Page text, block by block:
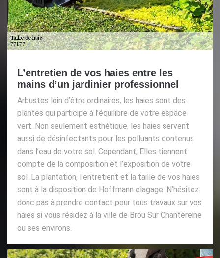
L’entretien de vos haies entre les
mains d’un jardinier professionnel
Arbustes loin d’être ordinaires, les haies sont des
plantes qui participe à l’équilibre de votre espace
vert. Non seulement esthétique, les haies servent
aussi de désinfectants pour les polluants contenus
dans l’eau de votre sol. Cependant, Elles tiennent
compte de la composition et l’exposition de votre
sol. La plantation, l’entretient et la taille de vos haies
sont à la disposition de Hoffmann elagage. N’hésitez
donc pas à prendre contact pour tous travaux sur vos
haies si vous résidez à la ville de Brou Sur Chantereine
ou ses environs.